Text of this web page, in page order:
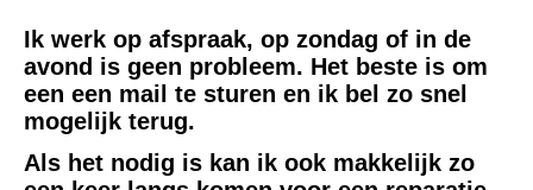
Ik werk op afspraak, op zondag of in de
avond is geen probleem. Het beste is om
een een mail te sturen en ik bel zo snel
mogelijk terug.
Als het nodig is kan ik ook makkelijk zo